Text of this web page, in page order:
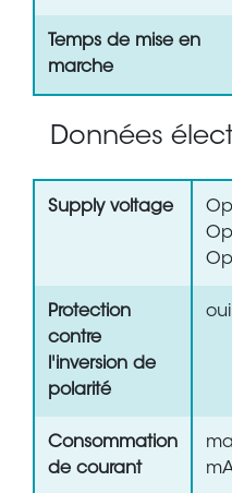
Temps de mise en
marche
Données
Supply voltage
Protection
contre
l'inversion de
polarité
oui
Consommation
de courant